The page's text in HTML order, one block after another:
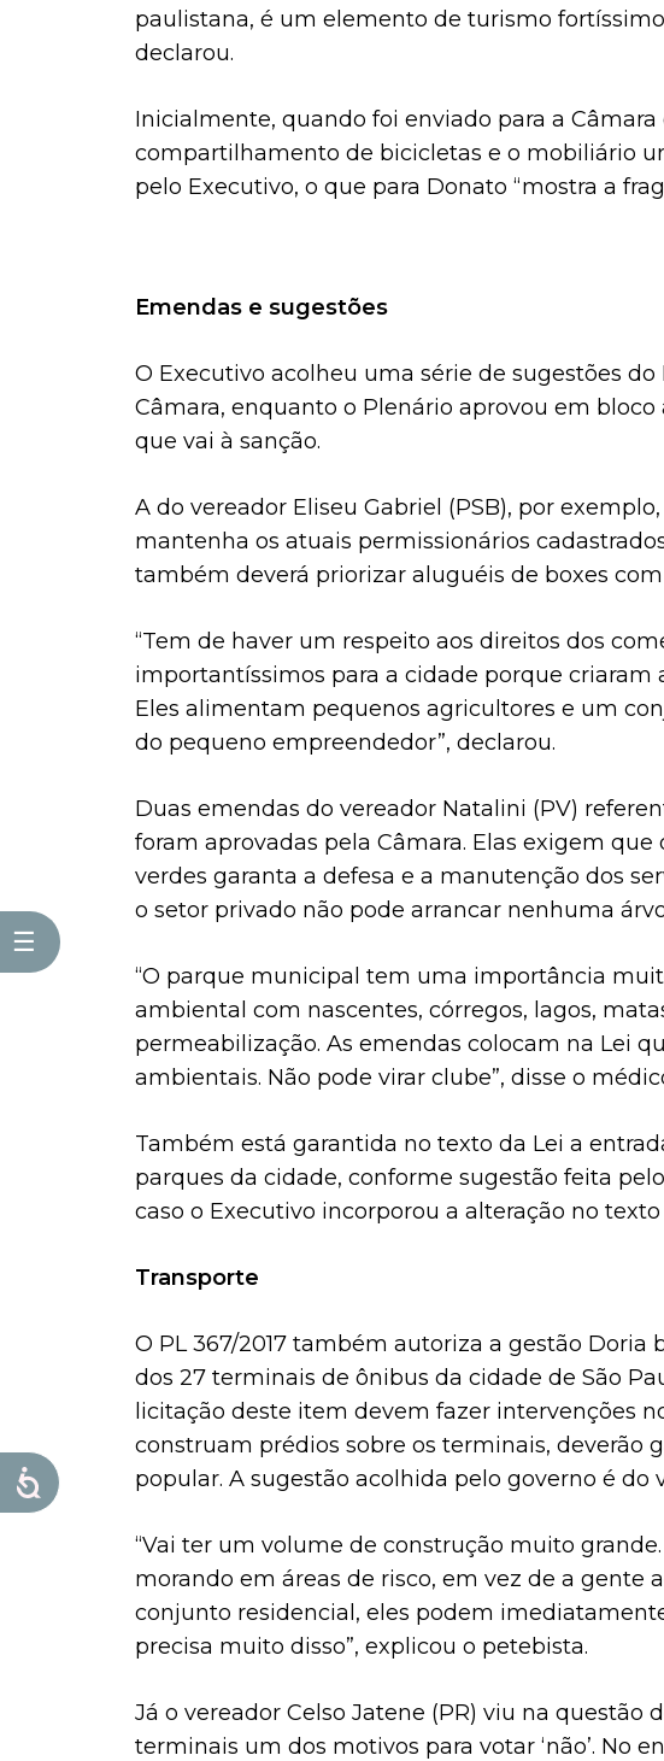
☰
paulistana, é um elemento de turismo
declarou.
Inicialmente, quando foi enviado para a
compartilhamento de bicicletas e o mobiliário
pelo Executivo, o que para Donato “mostra a
Emendas e sugestões
O Executivo acolheu uma série de sugestões
Câmara, enquanto o Plenário aprovou em
que vai à sanção.
A do vereador Eliseu Gabriel (PSB), por
mantenha os atuais permissionários
também deverá priorizar aluguéis de boxes
“Tem de haver um respeito aos direitos dos
importantíssimos para a cidade porque criaram
Eles alimentam pequenos agricultores e um
do pequeno empreendedor”, declarou.
Duas emendas do vereador Natalini (PV)
foram aprovadas pela Câmara. Elas exigem
verdes garanta a defesa e a manutenção dos
o setor privado não pode arrancar nenhuma
“O parque municipal tem uma importância
ambiental com nascentes, córregos, lagos,
permeabilização. As emendas colocam na Lei
ambientais. Não pode virar clube”, disse o
Também está garantida no texto da Lei a
parques da cidade, conforme sugestão feita
caso o Executivo incorporou a alteração no
Transporte
O PL 367/2017 também autoriza a gestão Doria
dos 27 terminais de ônibus da cidade de São
licitação deste item devem fazer intervenções
construam prédios sobre os terminais, deverão
popular. A sugestão acolhida pelo governo é do
“Vai ter um volume de construção muito
morando em áreas de risco, em vez de a gente
conjunto residencial, eles podem
precisa muito disso”, explicou o petebista.
Já o vereador Celso Jatene (PR) viu na
terminais um dos motivos para votar ‘não’. No